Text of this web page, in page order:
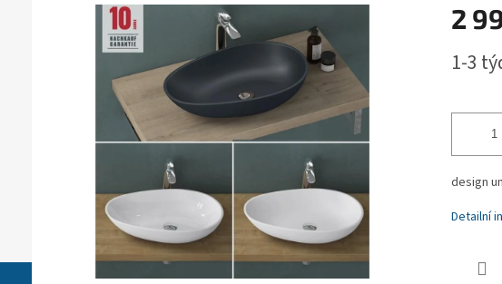
produktu
0,0
hvězdiček.
2
cena:
1-3
design
Detailní